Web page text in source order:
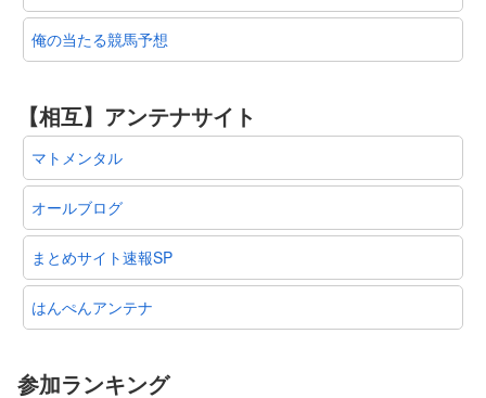
俺の当たる競馬予想
【相互】アンテナサイト
マトメンタル
オールブログ
まとめサイト速報SP
はんぺんアンテナ
参加ランキング